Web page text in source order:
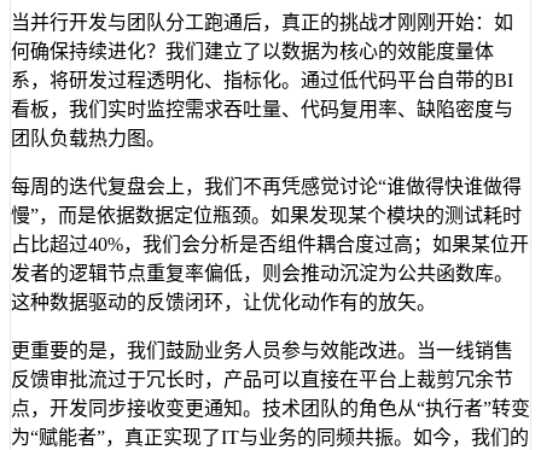
当并行开发与团队分工跑通后，真正的挑战才刚刚开始：如
何确保持续进化？我们建立了以数据为核心的效能度量体
系，将研发过程透明化、指标化。通过低代码平台自带的BI
看板，我们实时监控需求吞吐量、代码复用率、缺陷密度与
团队负载热力图。
每周的迭代复盘会上，我们不再凭感觉讨论“谁做得快谁做得
慢”，而是依据数据定位瓶颈。如果发现某个模块的测试耗时
占比超过40%，我们会分析是否组件耦合度过高；如果某位开
发者的逻辑节点重复率偏低，则会推动沉淀为公共函数库。
这种数据驱动的反馈闭环，让优化动作有的放矢。
更重要的是，我们鼓励业务人员参与效能改进。当一线销售
反馈审批流过于冗长时，产品可以直接在平台上裁剪冗余节
点，开发同步接收变更通知。技术团队的角色从“执行者”转变
为“赋能者”，真正实现了IT与业务的同频共振。如今，我们的